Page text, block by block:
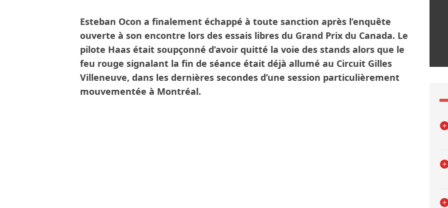
Esteban Ocon a finalement échappé à toute sanction après l’enquête
ouverte à son encontre lors des essais libres du Grand Prix du Canada. Le
pilote Haas était soupçonné d’avoir quitté la voie des stands alors que le
feu rouge signalant la fin de séance était déjà allumé au Circuit Gilles
Villeneuve, dans les dernières secondes d’une session particulièrement
mouvementée à Montréal.